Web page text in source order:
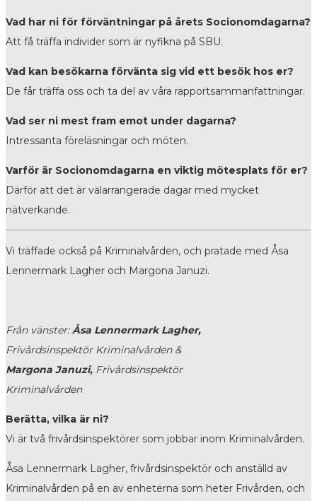
Vad har ni för förväntningar på årets Socionomdagarna?
Att få träffa individer som är nyfikna på SBU.
Vad kan besökarna förvänta sig vid ett besök hos er?
De får träffa oss och ta del av våra rapportsammanfattningar.
Vad ser ni mest fram emot under dagarna?
Intressanta föreläsningar och möten.
Varför är Socionomdagarna en viktig mötesplats för er?
Därför att det är välarrangerade dagar med mycket
nätverkande.
Vi träffade också på Kriminalvården, och pratade med Åsa
Lennermark Lagher och Margona Januzi.
Från vänster:Åsa Lennermark Lagher,
Frivårdsinspektör Kriminalvården &
Margona Januzi, Frivårdsinspektör
Kriminalvården
Berätta, vilka är ni?
Vi är två frivårdsinspektörer som jobbar inom Kriminalvården.
Åsa Lennermark Lagher, frivårdsinspektör och anställd av
Kriminalvården på en av enheterna som heter Frivården, och